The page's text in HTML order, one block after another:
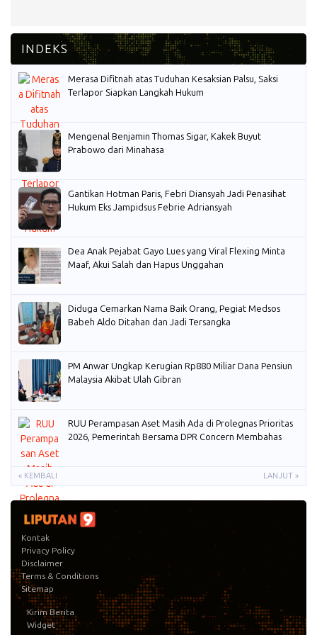
Merasa Difitnah atas Tuduhan Kesaksian Palsu, Saksi
Terlapor Siapkan Langkah Hukum
Mengenal Benjamin Thomas Sigar, Kakek Buyut
Prabowo dari Minahasa
Gantikan Hotman Paris, Febri Diansyah Jadi Penasihat
Hukum Eks Jampidsus Febrie Adriansyah
Dea Anak Pejabat Gayo Lues yang Viral Flexing Minta
Maaf, Akui Salah dan Hapus Unggahan
Diduga Cemarkan Nama Baik Orang, Pegiat Medsos
Babeh Aldo Ditahan dan Jadi Tersangka
PM Anwar Ungkap Kerugian Rp880 Miliar Dana Pensiun
Malaysia Akibat Ulah Gibran
RUU Perampasan Aset Masih Ada di Prolegnas Prioritas
2026, Pemerintah Bersama DPR Concern Membahas
« KEMBALI LANJUT »
Kontak
Privacy Policy
Disclaimer
Terms & Conditions
Sitemap
Kirim Berita
Widget